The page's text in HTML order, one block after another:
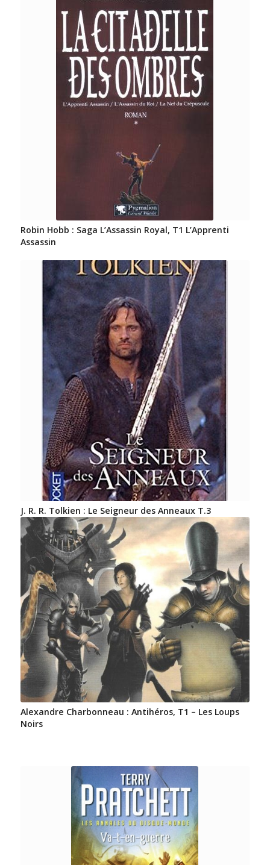
Robin Hobb : Saga L’Assassin Royal, T1 L’Apprenti
Assassin
J. R. R. Tolkien : Le Seigneur des Anneaux T.3
Alexandre Charbonneau : Antihéros, T1 – Les Loups
Noirs